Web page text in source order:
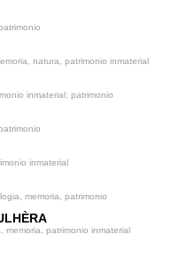
natura, patrimonio inmaterial
inmaterial, patrimonio
inmaterial
memoria, patrimonio
patrimonio inmaterial